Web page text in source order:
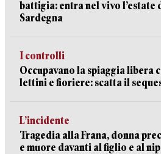
battigia: entra nel vivo l’estate
Sardegna
I controlli
Occupavano la spiaggia libera
lettini e fioriere: scatta il
L’incidente
Tragedia alla Frana, donna
e muore davanti al figlio e al